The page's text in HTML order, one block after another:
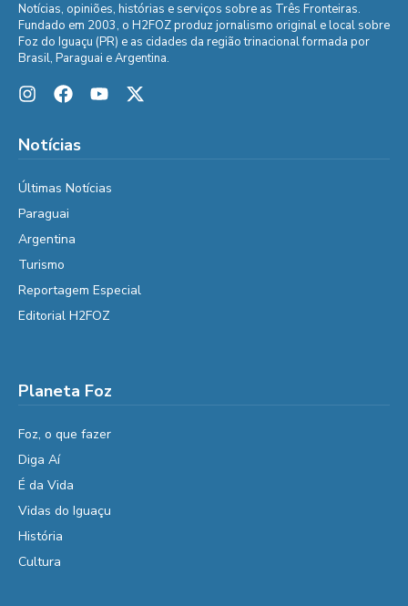
Notícias, opiniões, histórias e serviços sobre as Três Fronteiras.
Fundado em 2003, o H2FOZ produz jornalismo original e local sobre
Foz do Iguaçu (PR) e as cidades da região trinacional formada por
Brasil, Paraguai e Argentina.
Notícias
Últimas Notícias
Paraguai
Argentina
Turismo
Reportagem Especial
Editorial H2FOZ
Planeta Foz
Foz, o que fazer
Diga Aí
É da Vida
Vidas do Iguaçu
História
Cultura